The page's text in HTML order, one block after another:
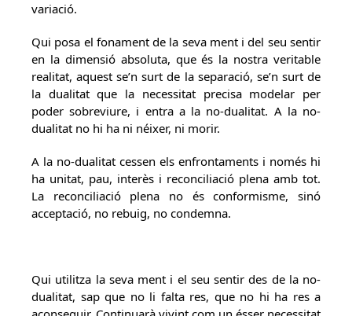
variació.
Qui posa el fonament de la seva ment i del seu sentir
en la dimensió absoluta, que és la nostra veritable
realitat, aquest se’n surt de la separació, se’n surt de
la dualitat que la necessitat precisa modelar per
poder sobreviure, i entra a la no-dualitat. A la no-
dualitat no hi ha ni néixer, ni morir.
A la no-dualitat cessen els enfrontaments i només hi
ha unitat, pau, interès i reconciliació plena amb tot.
La reconciliació plena no és conformisme, sinó
acceptació, no rebuig, no condemna.
Qui utilitza la seva ment i el seu sentir des de la no-
dualitat, sap que no li falta res, que no hi ha res a